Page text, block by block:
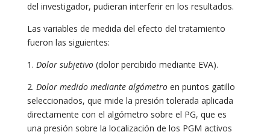
del investigador, pudieran interferir en los resultados.
Las variables de medida del efecto del tratamiento
fueron las siguientes:
1. Dolor subjetivo(dolor percibido mediante EVA).
2. Dolor medido mediante algómetroen puntos gatillo
seleccionados, que mide la presión tolerada aplicada
directamente con el algómetro sobre el PG, que es
una presión sobre la localización de los PGM activos